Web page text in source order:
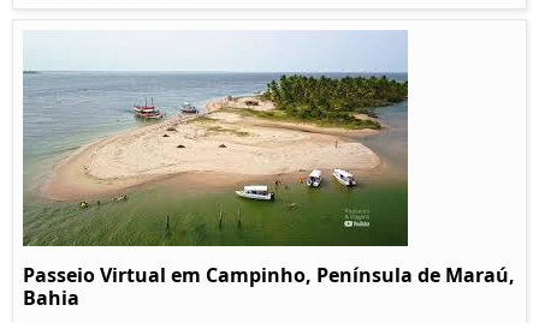
Passeio Virtual em Campinho, Península de Maraú,
Bahia